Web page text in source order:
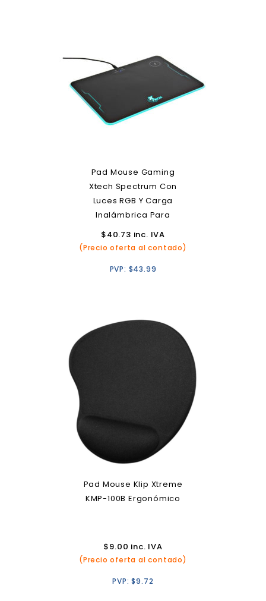
Pad Mouse Gaming
Xtech Spectrum Con
Luces RGB Y Carga
Inalámbrica Para
Smartphones
$40.73 inc. IVA
(Precio oferta al contado)
PVP: $43.99
Pad Mouse Klip Xtreme
KMP-100B Ergonómico
$9.00 inc. IVA
(Precio oferta al contado)
PVP:$9.72